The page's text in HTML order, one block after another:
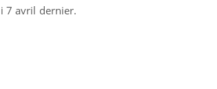
7 avril dernier.